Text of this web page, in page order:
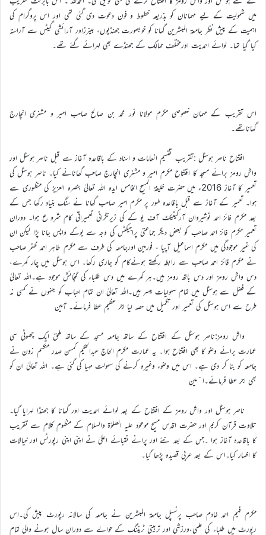
میں شمولیت کے لیے مہمانان کو بذریعہ خطوط و فون دعوت دی گئی تھی اور اس پروگرام کی
اہمیت کے پیش نظر جامعۃ المبشرین گھانا کو خوبصورت جھنڈیوں، بینرزاور آرائشی گیٹس سے آراستہ
کیا گیا تھا۔ لوائے احمدیت اورمختلف ممالک کے جھنڈے بھی لہرائے گئے تھے۔
اس تقریب کے مہمان خصوصی مکرم مولانا نور محمد بن صالح صاحب امیر و مشنری انچارج
گھاناتھے۔
افتتاح ناصر ہوسٹل :تقریب تقسیم انعامات و اسناد کے باقاعدہ آغاز سے قبل ناصر ہوسٹل اور
واش رومز برائے مسجد کا افتتاح مکرم امیر و مشنری انچارج صاحب گھانانے کیا۔ ناصر ہوسٹل کی
تعمیر کا آغاز 2016ء میں حضرت خلیفۃ المسیح الخامس ایدہ اللہ تعالیٰ بنصرہ العزیز کی منظوری سے
ہوا۔ تعمیر کے آغاز سے قبل باقاعدہ طور پر مکرم امیر صاحب گھانا نے سنگ بنیاد رکھا جس کے
بعد مکرم فائز احمد نوشیروان آرکیٹیکٹ آف یو کے کی زیرنگرانی تعمیراتی کام شرو ع ہوا۔ دوران
تعمیر مکرم فائز احمد صاحب کو بعض دیگر جماعتی پراجیکٹس کی وجہ سے یوکے واپس جانا پڑا لیکن ان
کی غیر موجودگی میں مکرم اسماعیل آپیا ، فورمین اورجامعہ کی طرف سے مکرم طاہر احمد ظفر صاحب
نے مکرم فائز احمد صاحب سے رابطہ رکھتے ہوئےکام کو جاری رکھا۔ اس ہوسٹل میں چار کمرے،
دس واش رومز اور دس باتھ رومز ہیں۔ہر کمرے میں دس طلباء کی گنجائش موجود ہے۔اللہ تعالیٰ
کے فضل سے ہوسٹل میں تمام سہولیات میسر ہیں۔اللہ تعالیٰ ان تمام احباب کو جنہوں نے کسی نہ
طرح سے اس ہوسٹل کی تعمیر اور تکمیل میں حصہ لیا اجر عظیم عطا فرمائے۔ آمین
واش رومز:ناصر ہوسٹل کے افتتاح کے ساتھ جامعہ مسجد کے ساتھ ملحق ایک چھوٹی سی
عمارت برائے وضو کا بھی افتتاح ہوا۔ یہ عمارت مکرم الحاج عبدالحکیم کمسن صدر منکسم زون نے
جامعہ کو بنا کر دی ہے۔ اس میں وضوء وغیرہ کرنے کی سہولت مہیا کی گئی ہے۔ اللہ تعالیٰ ان کو
بھی اجر عطا فرمائے۔ا ٓمین
ناصر ہوسٹل اور واش رومز کے افتتاح کے بعد لوائے احمدیت اور گھانا کا جھنڈا لہرایا گیا۔
تلاوت قرآن کریم اور حضرت اقدس مسیح موعود علیہ الصلوٰۃ والسلام کے منظوم کلام سے تقریب
کا باقاعدہ آغاز ہوا ۔جس کے بعد نئے اور پرانے نقبائے اعلیٰ نے اپنی اپنی رپورٹس اور خیالات
کا اظہار کیا۔اس کے بعد عربی قصیدہ پڑھا گیا۔
مکرم فہیم احمد خادم صاحب پرنسپل جامعۃ المبشرین نے جامعہ کی سالانہ رپورٹ پیش کی۔اس
رپورٹ میں طلباء کی علمی،ورزشی اور تربیتی ٹریننگ کے حوالے سے دوران سال ہونے والی تمام